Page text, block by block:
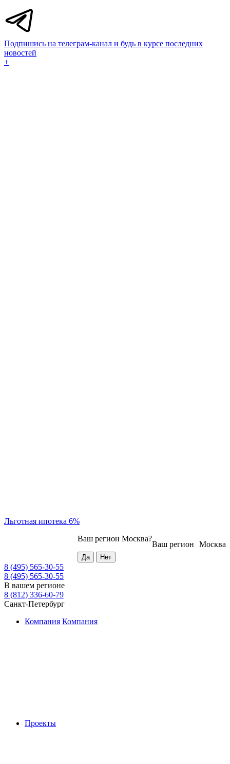
Подпишись на телеграм-канал и будь в курсе последних
новостей
+
Льготная ипотека 6%
Москва
Ваш регион
Ваш регион Москва?
8 (495) 565-30-55
8 (495) 565-30-55
В вашем регионе
8 (812) 336-60-79
Санкт-Петербург
Компания Компания
Проекты